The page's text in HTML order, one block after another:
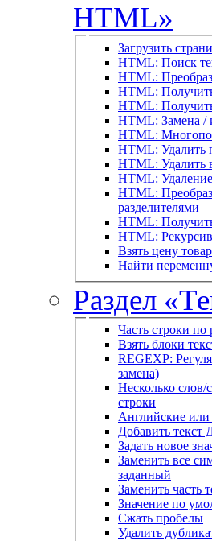
HTML»
Загрузить
HTML: Поиск
HTML:
HTML:
HTML:
HTML: Замена /
HTML:
HTML: Удалить
HTML: Удалить
HTML:
HTML:
разделителями
HTML:
HTML:
Взять цену
Найти
Раздел
Часть строки по
Взять блоки
REGEXP:
замена)
Несколько слов/
строки
Английские или
Добавить
Задать новое
Заменить все
заданный
Заменить часть
Значение по
Сжать пробелы
Удалить